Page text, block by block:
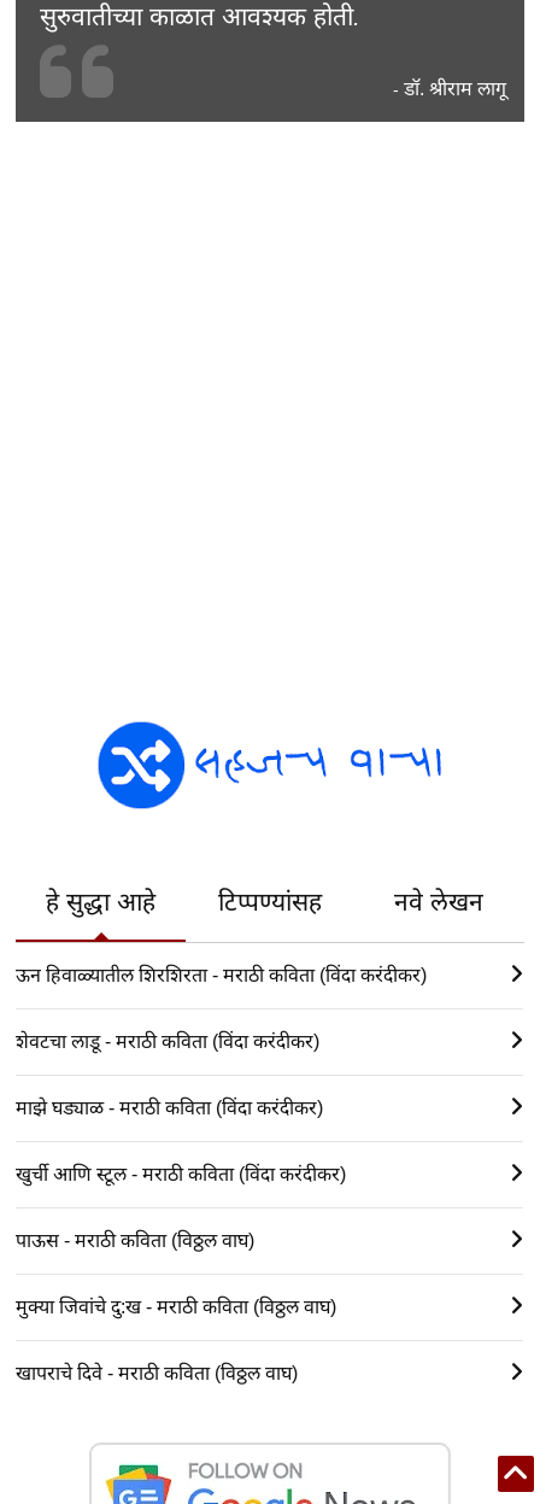
सुरुवातीच्या काळात आवश्यक होती.
- डॉ. श्रीराम लागू
हे सुद्धा आहे टिप्पण्यांसह नवे लेखन
ऊन हिवाळ्यातील शिरशिरता - मराठी कविता (विंदा करंदीकर)
शेवटचा लाडू - मराठी कविता (विंदा करंदीकर)
माझे घड्याळ - मराठी कविता (विंदा करंदीकर)
खुर्ची आणि स्टूल - मराठी कविता (विंदा करंदीकर)
पाऊस - मराठी कविता (विठ्ठल वाघ)
मुक्या जिवांचे दु:ख - मराठी कविता (विठ्ठल वाघ)
खापराचे दिवे - मराठी कविता (विठ्ठल वाघ)